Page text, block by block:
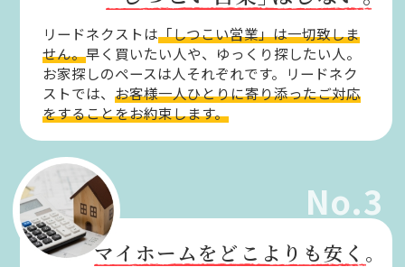
リードネクストは「しつこい営業」は一切致しま
せん。早く買いたい人や、ゆっくり探したい人。
お家探しのペースは人それぞれです。リードネク
ストでは、お客様一人ひとりに寄り添ったご対応
をすることをお約束します。
No.3
マイホームをどこよりも安く。